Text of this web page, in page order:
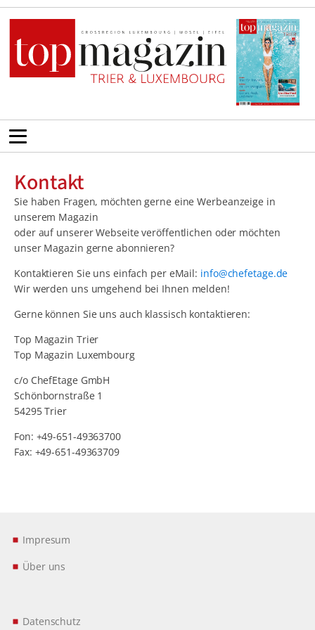
Kontakt
Sie haben Fragen, möchten gerne eine Werbeanzeige in
unserem Magazin
oder auf unserer Webseite veröffentlichen oder möchten
unser Magazin gerne abonnieren?
Kontaktieren Sie uns einfach per eMail: info@chefetage.de
Wir werden uns umgehend bei Ihnen melden!
Gerne können Sie uns auch klassisch kontaktieren:
Top Magazin Trier
Top Magazin Luxembourg
c/o ChefEtage GmbH
Schönbornstraße 1
54295 Trier
Fon: +49-651-49363700
Fax: +49-651-49363709
Impresum
Über uns
Datenschutz